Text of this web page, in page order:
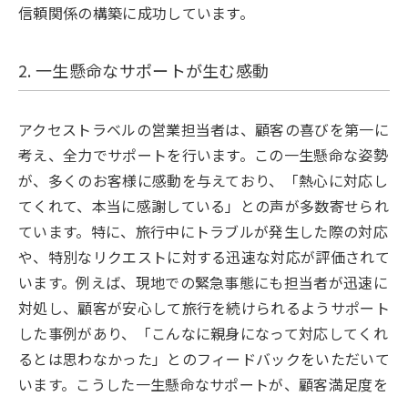
信頼関係の構築に成功しています。
2. 一生懸命なサポートが生む感動
アクセストラベルの営業担当者は、顧客の喜びを第一に
考え、全力でサポートを行います。この一生懸命な姿勢
が、多くのお客様に感動を与えており、「熱心に対応し
てくれて、本当に感謝している」との声が多数寄せられ
ています。特に、旅行中にトラブルが発生した際の対応
や、特別なリクエストに対する迅速な対応が評価されて
います。例えば、現地での緊急事態にも担当者が迅速に
対処し、顧客が安心して旅行を続けられるようサポート
した事例があり、「こんなに親身になって対応してくれ
るとは思わなかった」とのフィードバックをいただいて
います。こうした一生懸命なサポートが、顧客満足度を